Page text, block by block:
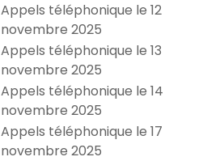
Appels téléphonique le 12
novembre 2025
Appels téléphonique le 13
novembre 2025
Appels téléphonique le 14
novembre 2025
Appels téléphonique le 17
novembre 2025